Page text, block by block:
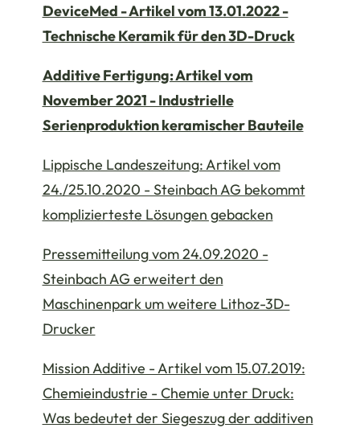
DeviceMed - Artikel vom 13.01.2022 -
Technische Keramik für den 3D-Druck
Additive Fertigung: Artikel vom
November 2021 - Industrielle
Serienproduktion keramischer Bauteile
Lippische Landeszeitung: Artikel vom
24./25.10.2020 - Steinbach AG bekommt
komplizierteste Lösungen gebacken
Pressemitteilung vom 24.09.2020 -
Steinbach AG erweitert den
Maschinenpark um weitere Lithoz-3D-
Drucker
Mission Additive - Artikel vom 15.07.2019:
Chemieindustrie - Chemie unter Druck:
Was bedeutet der Siegeszug der additiven